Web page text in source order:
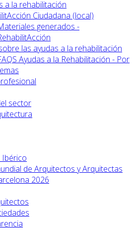
a la rehabilitación
Ciudadana (local)
generados -
las ayudas a la rehabilitación
Ayudas a la Rehabilitación - Por
sector
de Arquitectos y Arquitectas
2026